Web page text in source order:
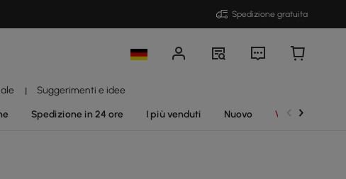
Spedizione gratuita
| Suggerimenti e idee
Spedizione in 24 ore I più venduti Nuovo Vendite